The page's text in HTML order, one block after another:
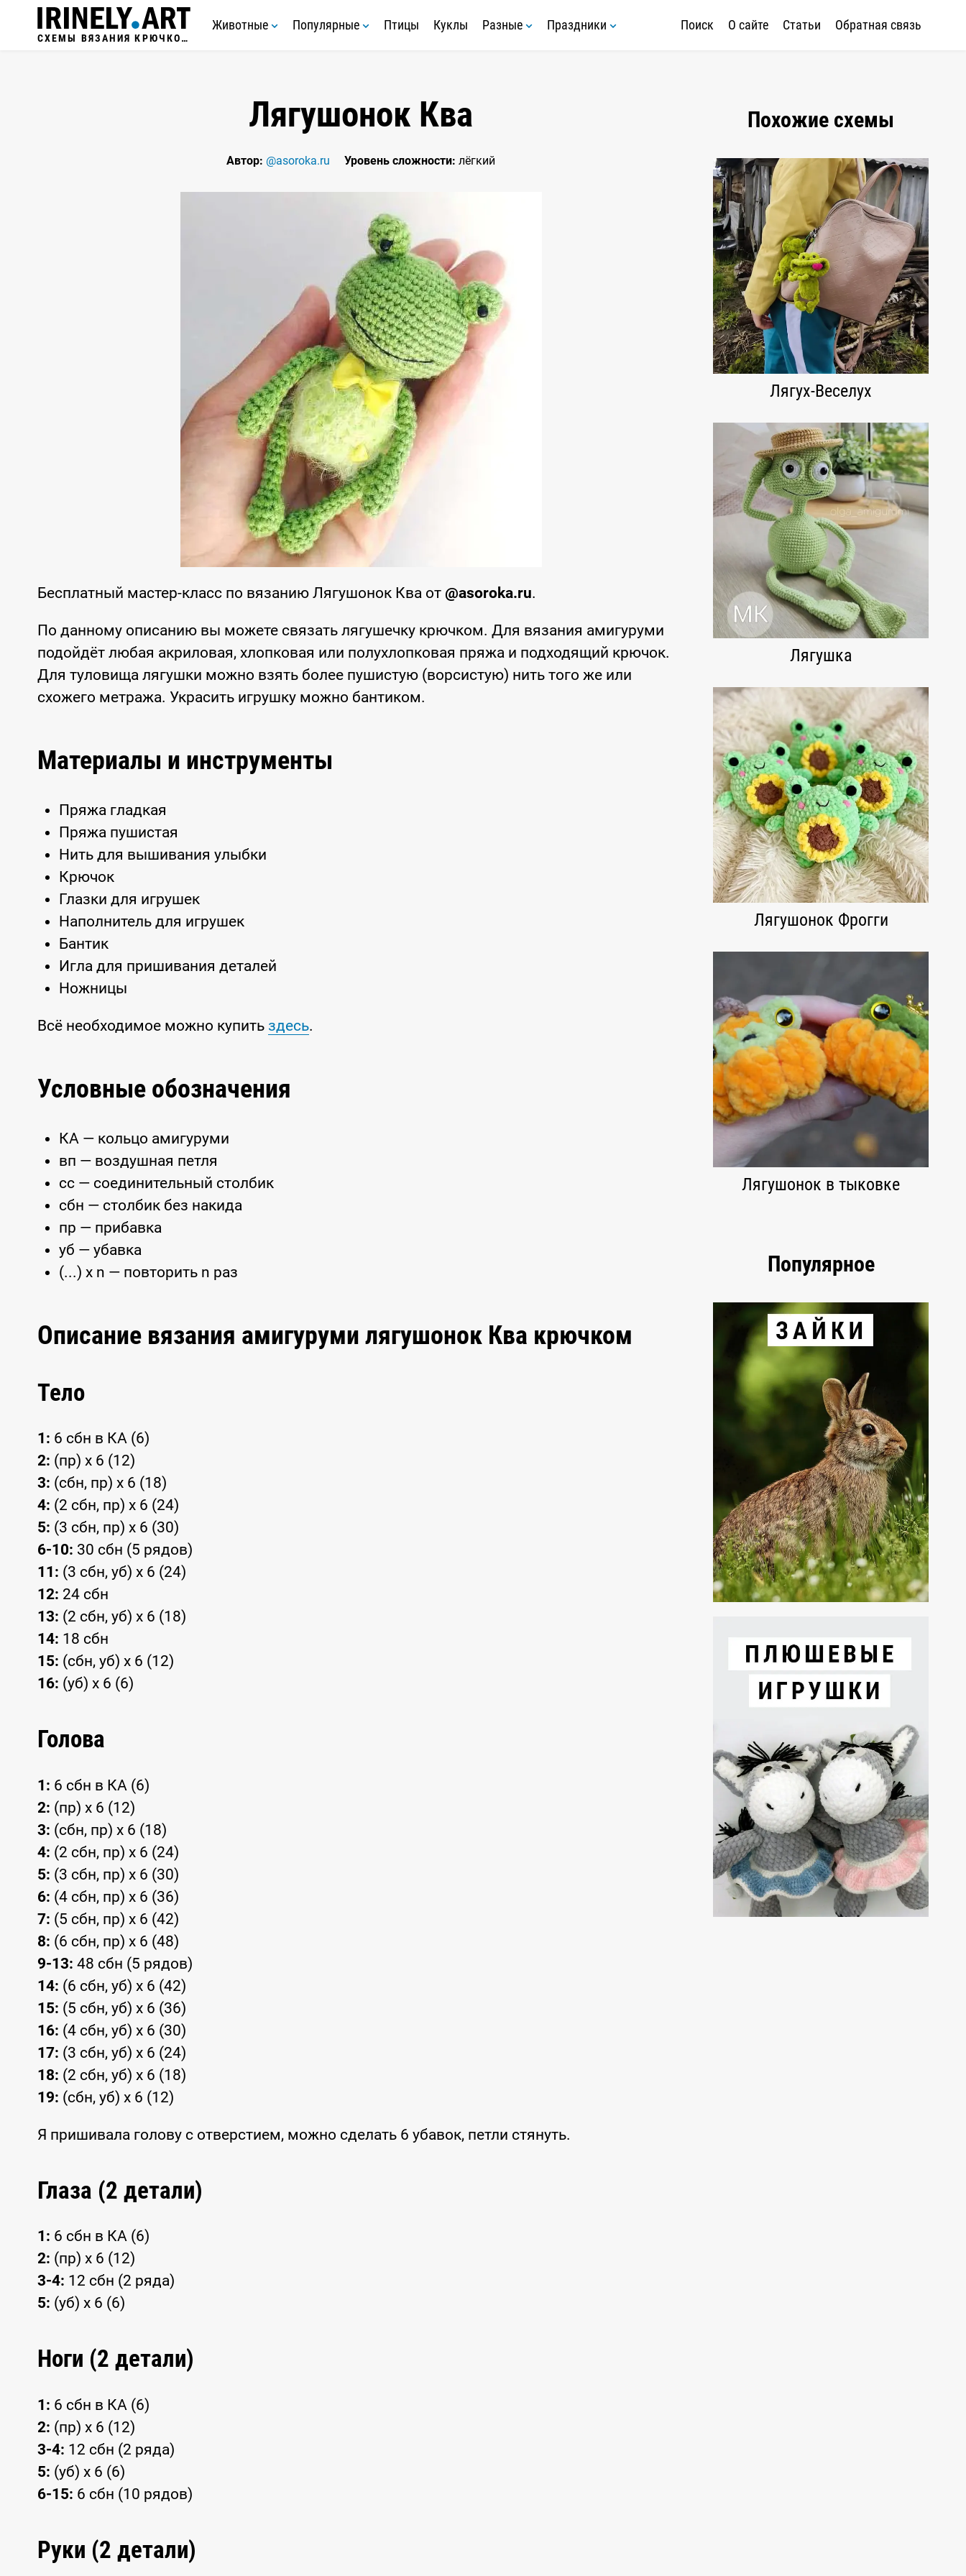
СХЕМЫ ВЯЗАНИЯ КРЮЧКОМ
Животные Популярные Птицы Куклы Разные Праздники Поиск О сайте Статьи Обратная связь
Лягушонок Ква
Автор: @asoroka.ru Уровень сложности: лёгкий
Бесплатный мастер-класс по вязанию Лягушонок Ква от @asoroka.ru.
По данному описанию вы можете связать лягушечку крючком. Для вязания амигуруми
подойдёт любая акриловая, хлопковая или полухлопковая пряжа и подходящий крючок.
Для туловища лягушки можно взять более пушистую (ворсистую) нить того же или
схожего метража. Украсить игрушку можно бантиком.
Материалы и инструменты
Пряжа гладкая
Пряжа пушистая
Нить для вышивания улыбки
Крючок
Глазки для игрушек
Наполнитель для игрушек
Бантик
Игла для пришивания деталей
Ножницы
Всё необходимое можно купить здесь.
Условные обозначения
КА — кольцо амигуруми
вп — воздушная петля
сс — соединительный столбик
сбн — столбик без накида
пр — прибавка
уб — убавка
(...) x n — повторить n раз
Описание вязания амигуруми лягушонок Ква крючком
Тело
1: 6 сбн в КА (6)
2: (пр) x 6 (12)
3: (сбн, пр) x 6 (18)
4: (2 сбн, пр) x 6 (24)
5: (3 сбн, пр) x 6 (30)
6-10: 30 сбн (5 рядов)
11: (3 сбн, уб) x 6 (24)
12: 24 сбн
13: (2 сбн, уб) x 6 (18)
14: 18 сбн
15: (сбн, уб) x 6 (12)
16: (уб) x 6 (6)
Голова
1: 6 сбн в КА (6)
2: (пр) x 6 (12)
3: (сбн, пр) x 6 (18)
4: (2 сбн, пр) x 6 (24)
5: (3 сбн, пр) x 6 (30)
6: (4 сбн, пр) x 6 (36)
7: (5 сбн, пр) x 6 (42)
8: (6 сбн, пр) x 6 (48)
9-13: 48 сбн (5 рядов)
14: (6 сбн, уб) x 6 (42)
15: (5 сбн, уб) x 6 (36)
16: (4 сбн, уб) x 6 (30)
17: (3 сбн, уб) x 6 (24)
18: (2 сбн, уб) x 6 (18)
19: (сбн, уб) x 6 (12)
Я пришивала голову с отверстием, можно сделать 6 убавок, петли стянуть.
Глаза (2 детали)
1: 6 сбн в КА (6)
2: (пр) x 6 (12)
3-4: 12 сбн (2 ряда)
5: (уб) x 6 (6)
Ноги (2 детали)
1: 6 сбн в КА (6)
2: (пр) x 6 (12)
3-4: 12 сбн (2 ряда)
5: (уб) x 6 (6)
6-15: 6 сбн (10 рядов)
Руки (2 детали)
Похожие схемы
Лягух-Веселух
Лягушка
Лягушонок Фрогги
Лягушонок в тыковке
Популярное